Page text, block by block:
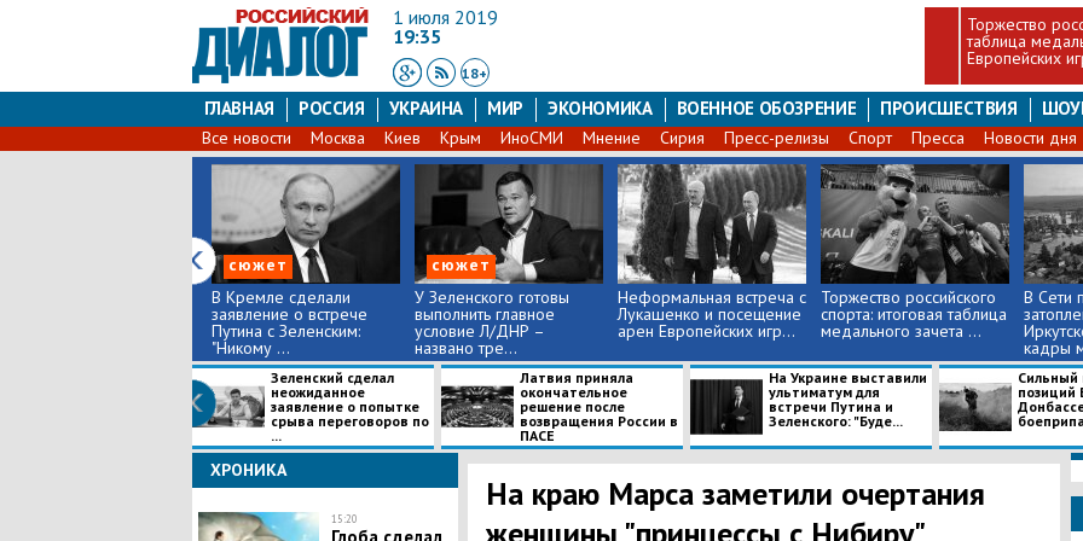
1 июля 2019
19:35
18+
Торжество
таблица
Европейских
ГЛАВНАЯ РОССИЯ УКРАИНА МИР ЭКОНОМИКА ВОЕННОЕ ОБОЗРЕНИЕ ПРОИСШЕСТВИЯ
Все новости Москва Киев Крым ИноСМИ Мнение Сирия Пресс-релизы Спорт Пресса Новости дня
сюжет
В Кремле сделали
заявление о встрече
Путина с Зеленским:
"Никому ...
сюжет
У Зеленского готовы
выполнить главное
условие Л/ДНР –
названо тре...
Неформальная встреча с
Лукашенко и посещение
арен Европейских игр...
Торжество российского
спорта: итоговая таблица
медального зачета ...
В Сети
кадры
Зеленский сделал
неожиданное
заявление о попытке
срыва переговоров по
...
Латвия приняла
окончательное
решение после
возвращения России в
ПАСЕ
На Украине выставили
ультиматум для
встречи Путина и
Зеленского: "Буде...
​Сильный
позиций
ХРОНИКА
15:20
На краю Марса заметили очертания